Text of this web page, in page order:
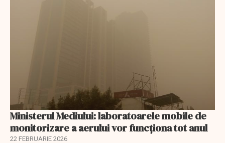
Ministerul Mediului: laboratoarele mobile de
monitorizare a aerului vor funcționa tot anul
22 FEBRUARIE 2026